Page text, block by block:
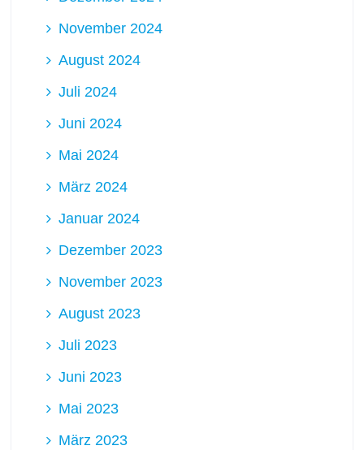
November 2024
August 2024
Juli 2024
Juni 2024
Mai 2024
März 2024
Januar 2024
Dezember 2023
November 2023
August 2023
Juli 2023
Juni 2023
Mai 2023
März 2023